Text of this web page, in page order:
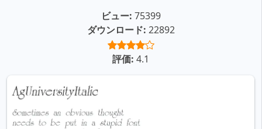
ビュー: 75399
ダウンロード: 22892
評価: 4.1